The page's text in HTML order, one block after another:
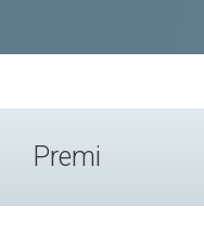
Premi